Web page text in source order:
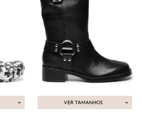
VER TAMANHOS
ADICIONAR AO CARRINHO